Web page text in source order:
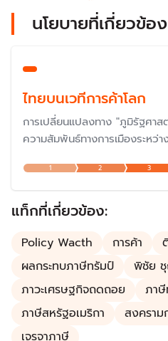
นโยบายที่เกี่ยวข้อง
ไทยบนเวทีการค้าโลก
การเปลี่ยนแปลงทาง "ภูมิรัฐศา
ความสัมพันธ์ทางการเมืองระหว่
ทางเศรษฐกิจอีกด้วยที่ประเทศม
เรียกว่า "สงครามการค้า" ดังนั้น
ประเทศไทยจะผ่ากระแสระเบียบโ
1 2 3
แท็กที่เกี่ยวข้อง:
Policy Wacth การค้า
ผลกระทบภาษีทรัมป์
พิชัย
ภาวะเศรษฐกิจถดถอย
ภา
ภาษีสหรัฐอเมริกา
สงคราม
เจรจาภาษี